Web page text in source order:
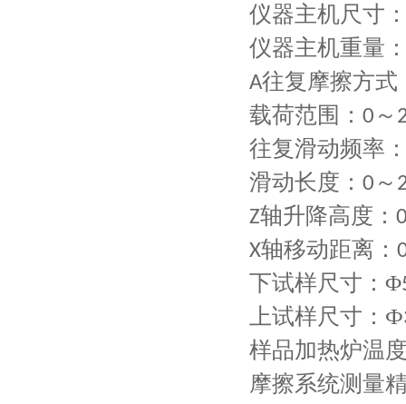
仪器主机尺寸
仪器主机重量
A往复摩擦方式
载荷范围： 0 ～
往复滑动频率
滑动长度： 0 ～
Z轴升降高度：
X轴移动距离：
下试样尺寸：Φ
上试样尺寸：Ф
样品加热炉温
摩擦系统测量